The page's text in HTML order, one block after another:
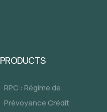
PRODUCTS
RPC : Régime de
Prévoyance Crédit